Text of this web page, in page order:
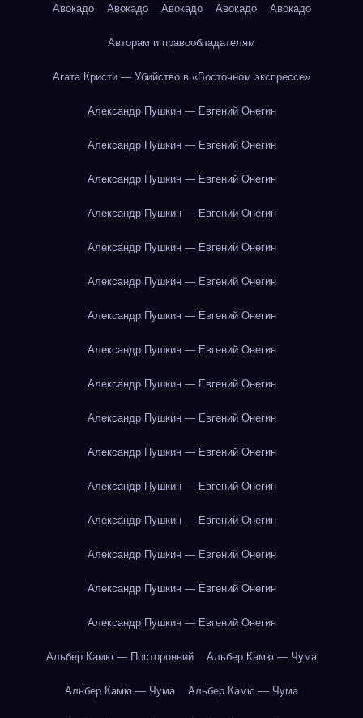
Авокадо Авокадо Авокадо Авокадо Авокадо
Авторам и правообладателям
Агата Кристи — Убийство в «Восточном экспрессе»
Александр Пушкин — Евгений Онегин
Александр Пушкин — Евгений Онегин
Александр Пушкин — Евгений Онегин
Александр Пушкин — Евгений Онегин
Александр Пушкин — Евгений Онегин
Александр Пушкин — Евгений Онегин
Александр Пушкин — Евгений Онегин
Александр Пушкин — Евгений Онегин
Александр Пушкин — Евгений Онегин
Александр Пушкин — Евгений Онегин
Александр Пушкин — Евгений Онегин
Александр Пушкин — Евгений Онегин
Александр Пушкин — Евгений Онегин
Александр Пушкин — Евгений Онегин
Александр Пушкин — Евгений Онегин
Александр Пушкин — Евгений Онегин
Альбер Камю — Посторонний Альбер Камю — Чума
Альбер Камю — Чума Альбер Камю — Чума